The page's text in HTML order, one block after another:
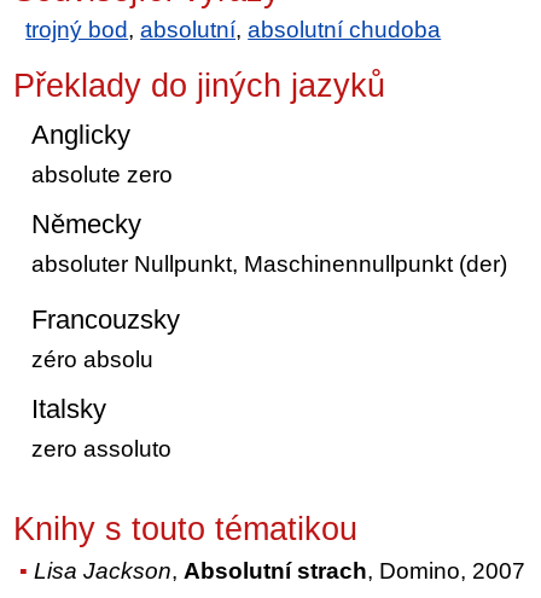
trojný bod,absolutní,absolutní chudoba
Překlady do jiných jazyků
Anglicky
absolute zero
Německy
absoluter Nullpunkt, Maschinennullpunkt (der)
Francouzsky
zéro absolu
Italsky
zero assoluto
Knihy s touto tématikou
Lisa Jackson,Absolutní strach, Domino, 2007